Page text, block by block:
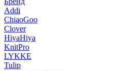
Addi
ChiaoGoo
Clover
HiyaHiya
KnitPro
LYKKE
Tulip